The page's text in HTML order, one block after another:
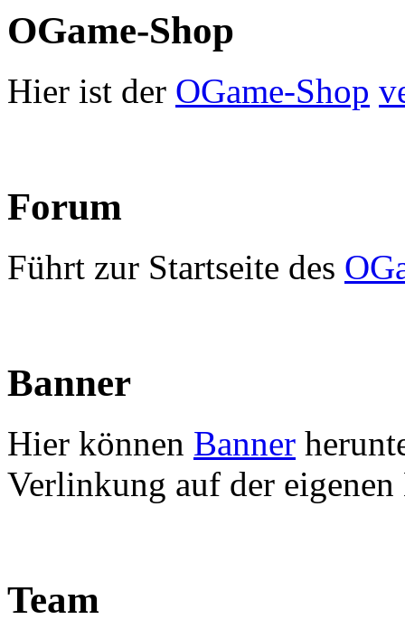
OGame-Shop
Hier ist der OGame-Shop
Forum
Führt zur Startseite des
Banner
Hier können Banner
Verlinkung auf der
Team